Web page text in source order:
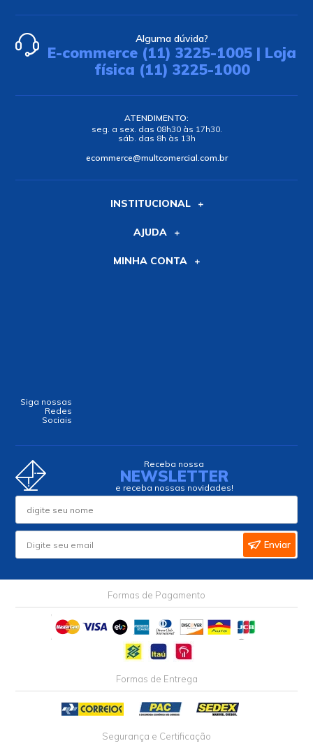
Alguma dúvida?
E-commerce (11) 3225-1005 | Loja
física (11) 3225-1000
ATENDIMENTO:
seg. a sex. das 08h30 às 17h30.
sáb. das 8h às 13h
ecommerce@multcomercial.com.br
INSTITUCIONAL
AJUDA
MINHA CONTA
Siga nossas
Redes
Sociais
Receba nossa
NEWSLETTER
e receba nossas novidades!
Enviar
Formas de Pagamento
Formas de Entrega
Segurança e Certificação